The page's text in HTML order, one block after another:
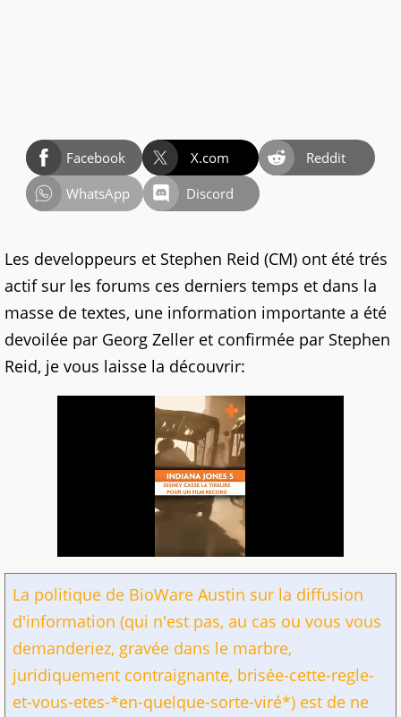
Facebook X.com
Reddit
WhatsApp
Discord
Les developpeurs et Stephen Reid (CM) ont été trés
actif sur les forums ces derniers temps et dans la
masse de textes, une information importante a été
devoilée par Georg Zeller et confirmée par Stephen
Reid, je vous laisse la découvrir:
La politique de BioWare Austin sur la diffusion
d'information (qui n'est pas, au cas ou vous vous
demanderiez, gravée dans le marbre,
juridiquement contraignante, brisée-cette-regle-
et-vous-etes-*en-quelque-sorte-viré*) est de ne